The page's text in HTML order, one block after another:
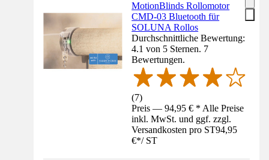
MotionBlinds Rollomotor
CMD-03 Bluetooth für
SOLUNA Rollos
Durchschnittliche Bewertung:
4.1 von 5 Sternen. 7
Bewertungen.
(7)
Preis — 94,95 € * Alle Preise
inkl. MwSt. und ggf. zzgl.
Versandkosten pro ST94,95
€*/ ST